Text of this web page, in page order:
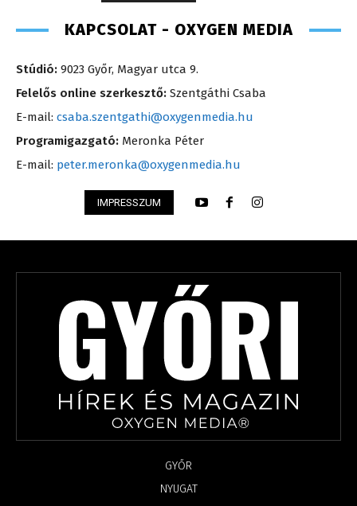
KAPCSOLAT - OXYGEN MEDIA
Stúdió: 9023 Győr, Magyar utca 9.
Felelős online szerkesztő: Szentgáthi Csaba
E-mail: csaba.szentgathi@oxygenmedia.hu
Programigazgató: Meronka Péter
E-mail: peter.meronka@oxygenmedia.hu
IMPRESSZUM
GYŐR
NYUGAT